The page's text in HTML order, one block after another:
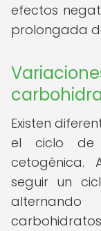
efectos
prolongada
Existen
el ciclo de
cetogénica.
seguir un